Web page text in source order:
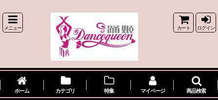
メニュー カート ログイン
ホーム カテゴリ 特集 マイページ 商品検索